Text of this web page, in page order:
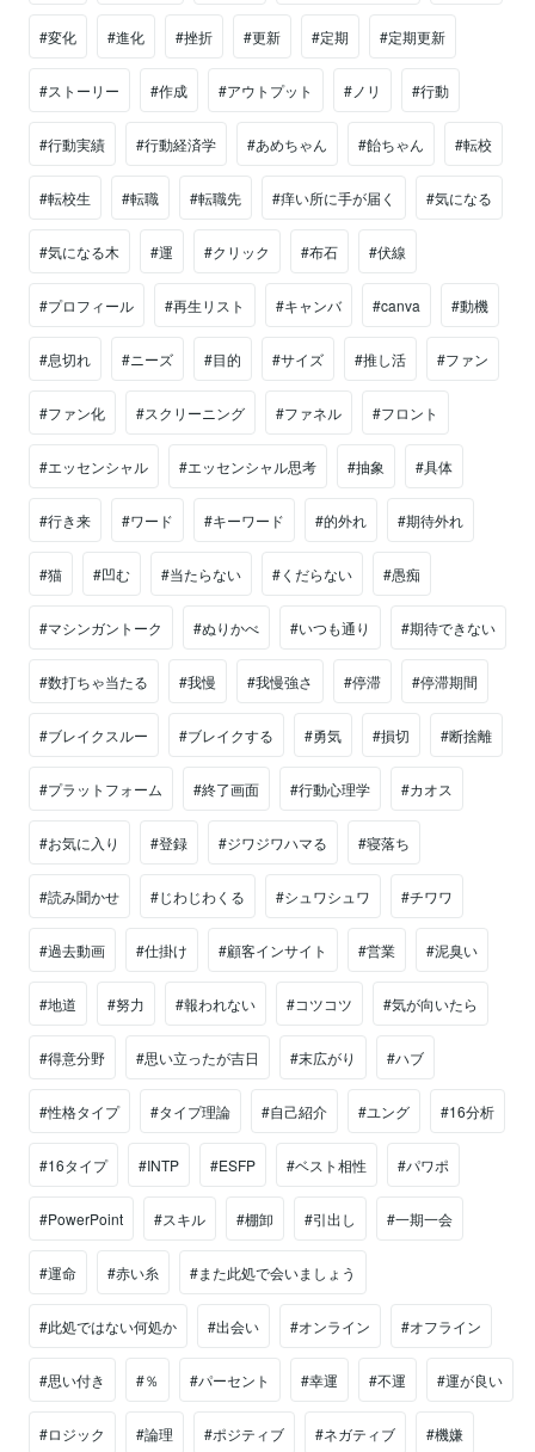
#変化 #進化 #挫折 #更新 #定期 #定期更新
#ストーリー #作成 #アウトプット #ノリ #行動
#行動実績 #行動経済学 #あめちゃん #飴ちゃん #転校
#転校生 #転職 #転職先 #痒い所に手が届く #気になる
#気になる木 #運 #クリック #布石 #伏線
#プロフィール #再生リスト #キャンバ #canva #動機
#息切れ #ニーズ #目的 #サイズ #推し活 #ファン
#ファン化 #スクリーニング #ファネル #フロント
#エッセンシャル #エッセンシャル思考 #抽象 #具体
#行き来 #ワード #キーワード #的外れ #期待外れ
#猫 #凹む #当たらない #くだらない #愚痴
#マシンガントーク #ぬりかべ #いつも通り #期待できない
#数打ちゃ当たる #我慢 #我慢強さ #停滞 #停滞期間
#ブレイクスルー #ブレイクする #勇気 #損切 #断捨離
#プラットフォーム #終了画面 #行動心理学 #カオス
#お気に入り #登録 #ジワジワハマる #寝落ち
#読み聞かせ #じわじわくる #シュワシュワ #チワワ
#過去動画 #仕掛け #顧客インサイト #営業 #泥臭い
#地道 #努力 #報われない #コツコツ #気が向いたら
#得意分野 #思い立ったが吉日 #末広がり #ハブ
#性格タイプ #タイプ理論 #自己紹介 #ユング #16分析
#16タイプ #INTP #ESFP #ベスト相性 #パワポ
#PowerPoint #スキル #棚卸 #引出し #一期一会
#運命 #赤い糸 #また此処で会いましょう
#此処ではない何処か #出会い #オンライン #オフライン
#思い付き #％ #パーセント #幸運 #不運 #運が良い
#ロジック #論理 #ポジティブ #ネガティブ #機嫌